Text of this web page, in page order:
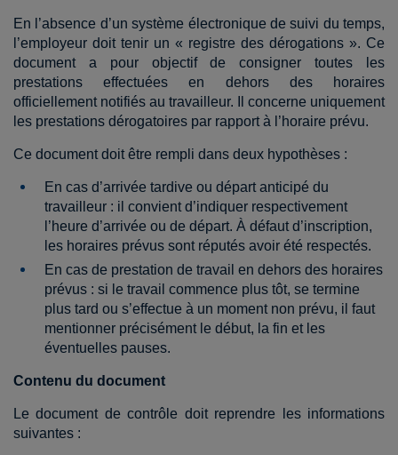
En l’absence d’un système électronique de suivi du temps,
l’employeur doit tenir un « registre des dérogations ». Ce
document a pour objectif de consigner toutes les
prestations effectuées en dehors des horaires
officiellement notifiés au travailleur. Il concerne uniquement
les prestations dérogatoires par rapport à l’horaire prévu.
Ce document doit être rempli dans deux hypothèses :
En cas d’arrivée tardive ou départ anticipé du
travailleur : il convient d’indiquer respectivement
l’heure d’arrivée ou de départ. À défaut d’inscription,
les horaires prévus sont réputés avoir été respectés.
En cas de prestation de travail en dehors des horaires
prévus : si le travail commence plus tôt, se termine
plus tard ou s’effectue à un moment non prévu, il faut
mentionner précisément le début, la fin et les
éventuelles pauses.
Contenu du document
Le document de contrôle doit reprendre les informations
suivantes :